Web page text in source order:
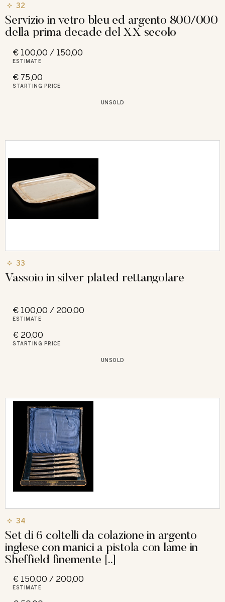
32
Servizio in vetro bleu ed argento 800/000
della prima decade del XX secolo
€ 100,00 / 150,00
ESTIMATE
€ 75,00
STARTING PRICE
UNSOLD
33
Vassoio in silver plated rettangolare
€ 100,00 / 200,00
ESTIMATE
€ 20,00
STARTING PRICE
UNSOLD
34
Set di 6 coltelli da colazione in argento
inglese con manici a pistola con lame in
Sheffield finemente [..]
€ 150,00 / 200,00
ESTIMATE